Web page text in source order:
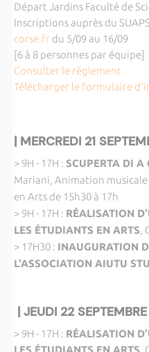
Départ Jardins Faculté de
Inscriptions auprès du
corse.frdu 5/09 au 16/09
[6 à 8 personnes par équipe]
Consulter le règlement
Télécharger le formulaire
| MERCREDI 21
> 9H - 17H : SCUPERTA DI A
Mariani, Animation
en Arts de 15h30 à 17h
> 9H - 17H : RÉALISATION
LES ÉTUDIANTS EN ARTS,
> 17H30 : INAUGURATION
L'ASSOCIATION AIUTU
| JEUDI 22 SEPTEMBRE
> 9H - 17H : RÉALISATION
LES ÉTUDIANTS EN ARTS,